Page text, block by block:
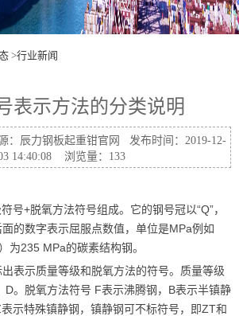
>行业新闻
表示方法的分类说明
辰力钢板起重钳官网 发布时间：2019-12-
14:40:08 浏览量：133
号+脱氧方法符号组成。它的钢号冠以“Q”，
的数字表示屈服点数值，单位是MPa例如
为235 MPa的碳素结构钢。
表示质量等级和脱氧方法的符号。质量等级
D。脱氧方法符号 F表示沸腾钢，B表示半镇静
示特殊镇静钢，镇静钢可不标符号，即ZT和